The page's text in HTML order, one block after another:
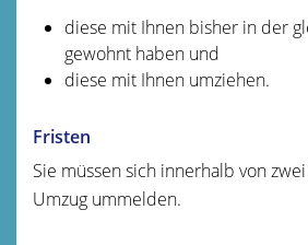
diese mit Ihnen bisher in der
gewohnt haben und
diese mit Ihnen umziehen.
Fristen
Sie müssen sich innerhalb von
Umzug ummelden.